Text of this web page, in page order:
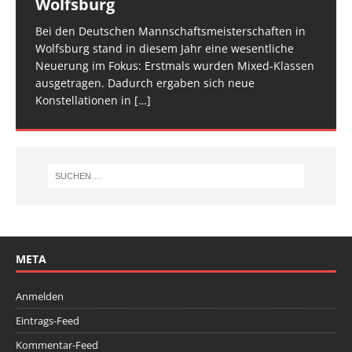
Bei den Deutschen Mannschaftsmeisterschaften in
Wolfsburg stand in diesem Jahr eine wesentliche
Neuerung im Fokus: Erstmals wurden Mixed-Klassen
ausgetragen. Dadurch ergaben sich neue
Konstellationen in […]
zwei Tage verteilt, um den Ablauf zu entzerren und
den Athletinnen und Athleten mehr Raum zu geben.
[…]
TROPHY statt und 65 Kinder und Jugendliche waren
für den Trampolin Nachwuchs konzipierte
[…]
Am vergangenen Wochenende traf sich die deutsche
Spitze im Trampolinturnen in Biberach an der Riß
(Baden-Württemberg) zu einem hochkarätigen
Wettkampfwochenende: Am Samstag standen die
Deutschen[…]
META
Anmelden
Eintrags-Feed
Kommentar-Feed